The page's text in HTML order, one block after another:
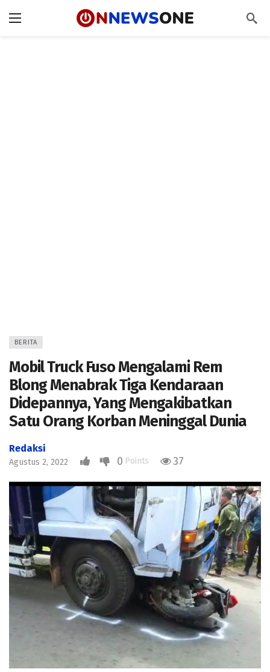
BERITA
Mobil Truck Fuso Mengalami Rem
Blong Menabrak Tiga Kendaraan
Didepannya, Yang Mengakibatkan
Satu Orang Korban Meninggal Dunia
Redaksi
Agustus 2, 2022 0 Points 37